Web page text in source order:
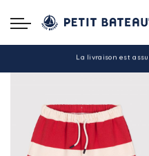
La livraison est